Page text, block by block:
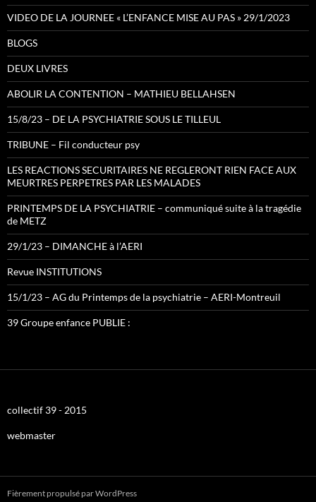
VIDEO DE LA JOURNEE « L’ENFANCE MISE AU PAS » 29/1/2023
BLOGS
DEUX LIVRES
ABOLIR LA CONTENTION – MATHIEU BELLAHSEN
15/8/23 – DE LA PSYCHIATRIE SOUS LE TILLEUL
TRIBUNE – Fil conducteur psy
LES REACTIONS SECURITAIRES NE REGLERONT RIEN FACE AUX
MEURTRES PERPETRES PAR LES MALADES
PRINTEMPS DE LA PSYCHIATRIE – communiqué suite à la tragédie
de METZ
29/1/23 – DIMANCHE à l’AERI
Revue INSTITUTIONS
15/1/23 – AG du Printemps de la psychiatrie – AERI-Montreuil
39 Groupe enfance PUBLIE :
collectif 39 - 2015
webmaster
Fièrement propulsé par WordPress